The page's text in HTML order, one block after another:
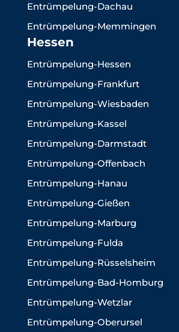
Entrümpelung-Dachau
Entrümpelung-Memmingen
Hessen
Entrümpelung-Hessen
Entrümpelung-Frankfurt
Entrümpelung-Wiesbaden
Entrümpelung-Kassel
Entrümpelung-Darmstadt
Entrümpelung-Offenbach
Entrümpelung-Hanau
Entrümpelung-Gießen
Entrümpelung-Marburg
Entrümpelung-Fulda
Entrümpelung-Rüsselsheim
Entrümpelung-Bad-Homburg
Entrümpelung-Wetzlar
Entrümpelung-Oberursel